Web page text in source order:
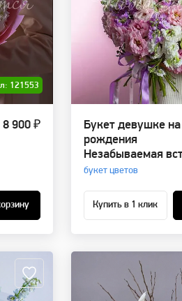
121553
8 900 ₽
Букет девушке
рождения
Незабываемая
букет цветов
Купить в 1 клик